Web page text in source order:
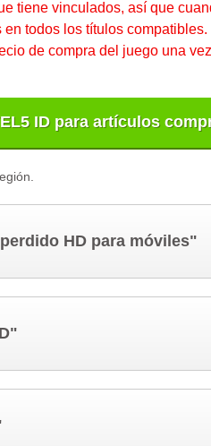
tiene vinculados, así que
todos los títulos
de compra del juego una
ID para artículos
HD para móviles"